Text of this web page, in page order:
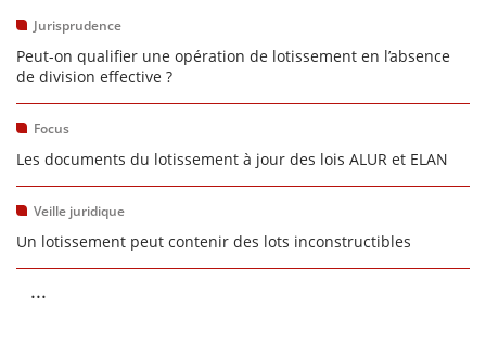
Jurisprudence
Peut-on qualifier une opération de lotissement en l’absence
de division effective ?
Focus
Les documents du lotissement à jour des lois ALUR et ELAN
Veille juridique
Un lotissement peut contenir des lots inconstructibles
...